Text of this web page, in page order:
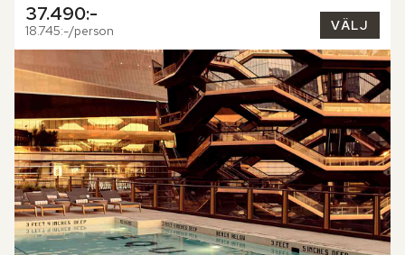
37.490:-
18.745:-/person VÄLJ